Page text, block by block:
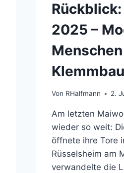
2025 –
Von RHalfmann 2.
Am letzten
wieder so weit:
öffnete ihre Tore
Rüsselsheim am
verwandelte die